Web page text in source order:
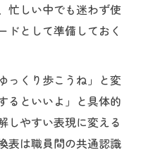
忙しい中でも迷わず使
ドとして準備しておく
っくり歩こうね」と変
るといいよ」と具体的
しやすい表現に変える
表は職員間の共通認識